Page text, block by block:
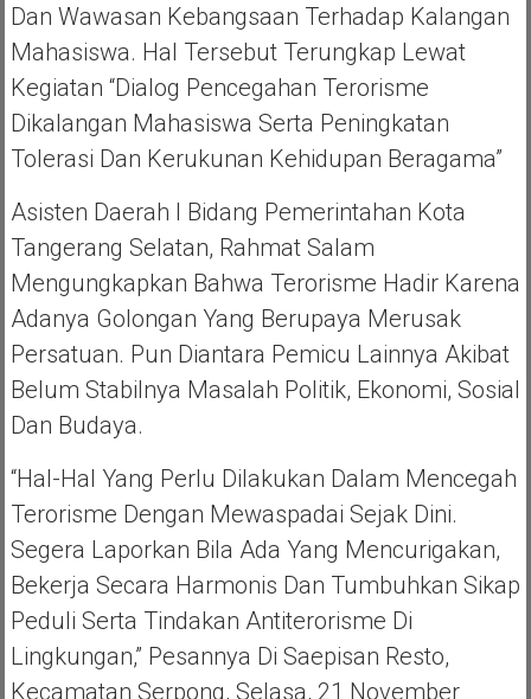
Dan Wawasan Kebangsaan Terhadap Kalangan
Mahasiswa. Hal Tersebut Terungkap Lewat
Kegiatan “Dialog Pencegahan Terorisme
Dikalangan Mahasiswa Serta Peningkatan
Tolerasi Dan Kerukunan Kehidupan Beragama”
Asisten Daerah I Bidang Pemerintahan Kota
Tangerang Selatan, Rahmat Salam
Mengungkapkan Bahwa Terorisme Hadir Karena
Adanya Golongan Yang Berupaya Merusak
Persatuan. Pun Diantara Pemicu Lainnya Akibat
Belum Stabilnya Masalah Politik, Ekonomi, Sosial
Dan Budaya.
“Hal-Hal Yang Perlu Dilakukan Dalam Mencegah
Terorisme Dengan Mewaspadai Sejak Dini.
Segera Laporkan Bila Ada Yang Mencurigakan,
Bekerja Secara Harmonis Dan Tumbuhkan Sikap
Peduli Serta Tindakan Antiterorisme Di
Lingkungan,” Pesannya Di Saepisan Resto,
Kecamatan Serpong, Selasa, 21 November